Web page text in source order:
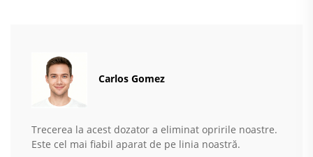
Carlos Gomez
Trecerea la acest dozator a eliminat opririle noastre.
Este cel mai fiabil aparat de pe linia noastră.